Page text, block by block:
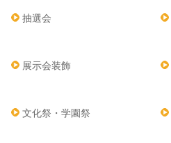
抽選会
展示会装飾
文化祭・学園祭